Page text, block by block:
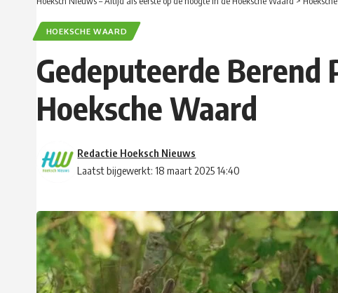
HOEKSCHE WAARD
Gedeputeerde
Hoeksche Waard
Laatst bijgewerkt: 18 maart 2025 14:40
Redactie Hoeksch Nieuws